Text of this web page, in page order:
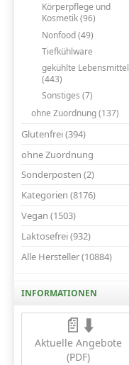
Körperpflege und
Kosmetik (96)
Nonfood (49)
Tiefkühlware
gekühlte Lebensmittel
(443)
Sonstiges (7)
ohne Zuordnung (137)
Glutenfrei (394)
ohne Zuordnung
Sonderposten (2)
Kategorien (8176)
Vegan (1503)
Laktosefrei (932)
Alle Hersteller (10884)
INFORMATIONEN
📄⬇️
Aktuelle Angebote
(PDF)